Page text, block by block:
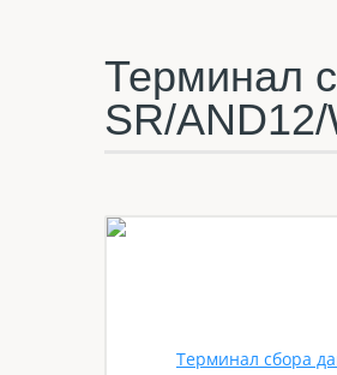
Терминал
SR/